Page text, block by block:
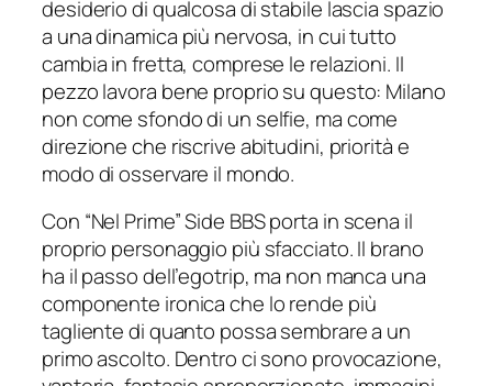
desiderio di qualcosa di stabile lascia spazio
a una dinamica più nervosa, in cui tutto
cambia in fretta, comprese le relazioni. Il
pezzo lavora bene proprio su questo: Milano
non come sfondo di un selfie, ma come
direzione che riscrive abitudini, priorità e
modo di osservare il mondo.
Con “Nel Prime” Side BBS porta in scena il
proprio personaggio più sfacciato. Il brano
ha il passo dell’egotrip, ma non manca una
componente ironica che lo rende più
tagliente di quanto possa sembrare a un
primo ascolto. Dentro ci sono provocazione,